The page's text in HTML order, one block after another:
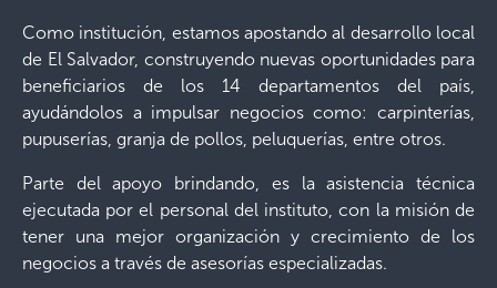
Como institución, estamos apostando al desarrollo local
de El Salvador, construyendo nuevas oportunidades para
beneficiarios de los 14 departamentos del país,
ayudándolos a impulsar negocios como: carpinterías,
pupuserías, granja de pollos, peluquerías, entre otros.
Parte del apoyo brindando, es la asistencia técnica
ejecutada por el personal del instituto, con la misión de
tener una mejor organización y crecimiento de los
negocios a través de asesorías especializadas.